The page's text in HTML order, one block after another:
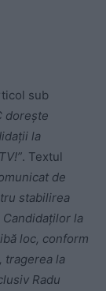
sub
dorește
la
. Textul
de
stabilirea
la
loc, conform
tragerea la
Radu